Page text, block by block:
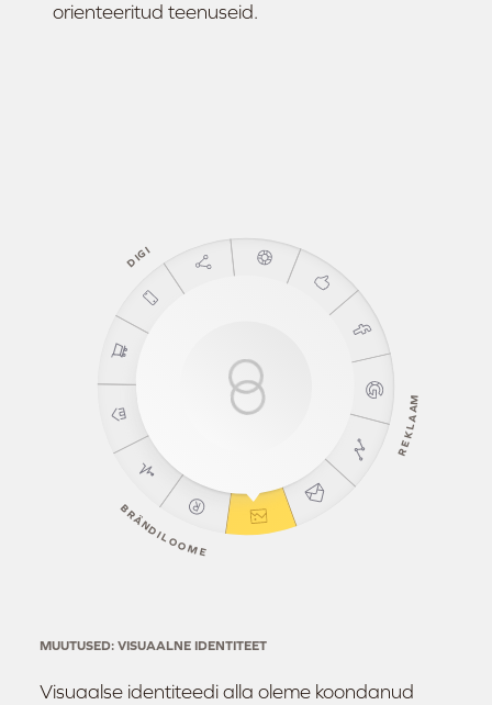
orienteeritud teenuseid.
BRÄNDILOOME
DIGI
R
E
K
L
A
A
M
MUUTUSED: VISUAALNE IDENTITEET
Visuaalse identiteedi alla oleme koondanud